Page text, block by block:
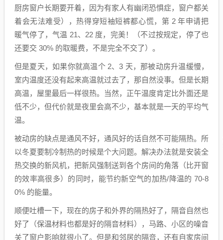
厨房窗户长期要开着，因为有家人有幽闭恐惧症，窗户都关
着会无法难受），热得穿短袖短裤都心慌，第 2 年申请把
暖气停了，气温 21、22 度，完美！（不过按规定，停了也
还要交 30% 的取暖费，不是完全不交了）。
但是夏天，如果你就高温个 2、3 天，那被动房升温缓慢，
室内温度还没有起来高温就过去了，那自然没事。但是长期
高温，屋里最后一样很热。当然，正午温度肯定比外面还是
低不少，但代价就是夜里会高不少，基本就是一天的平均气
温。
被动房的缺点是通风不好，通风好的话自然不可能隔热。所
以冬夏要制冷制热的时候是个大问题。解决办法就是安装全
热交换的新风机，把新风强制送到各个房间的角落（比开窗
的效率高很多）的同时，能节约新空气的加热/降温的 70-8
0% 的能量。
顺便吐槽一下，现在的房子和外界的隔热好了，隔音自然也
好了（保温材料也都是好的隔音材料），马路、小区的噪音
关了窗户影响就很小了。但是和邻居的隔音，还有自家房间